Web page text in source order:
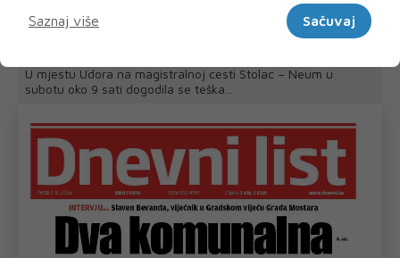
Prometna nezgoda kod Udore, promet na
U mjestu Udora na magistralnoj cesti Stolac – Neum u
subotu oko 9 sati dogodila se teška...
Saznaj više
Sačuvaj